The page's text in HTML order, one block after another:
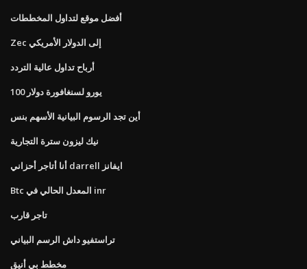
أفضل موقع لتداول المخططات
Zec إلى الدولار الأمريكي
أرباح تداول عالية التردد
100 يورو لسنغافورة دولار
أين تجد الرسوم البيانية الأسهم بنس
نيك ليزون سترة التجارية
أنا أتاجر أحزاني darrell ايفانز
Btc المعدل الحالي في inr
تاجر قارب
تراستفيو داش الرسم البياني
مخطط بي أنيق